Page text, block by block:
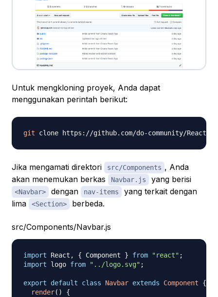
Untuk mengkloning proyek, Anda dapat
menggunakan perintah berikut:
git
Jika mengamati direktori src/Components , Anda
akan menemukan berkas
Navbar.js yang berisi
<Navbar> dengan nav-items
yang terkait dengan
lima
<Section> berbeda.
src/Components/Navbar.js
import React , { Component } from "react" ;
import
logo from "../logo.svg" ;
export default class Navbar extends Component
{
render( ) {